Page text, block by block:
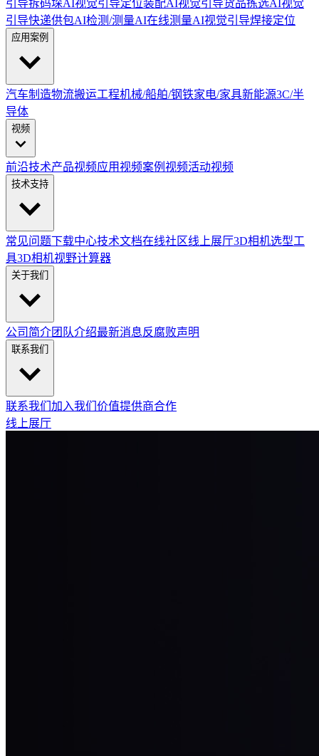
引导拆码垛AI视觉引导定位装配AI视觉引导货品拣选AI视觉
引导快递供包AI检测/测量AI在线测量AI视觉引导焊接定位
应用案例
汽车制造物流搬运工程机械/船舶/钢铁家电/家具新能源3C/半
导体
视频
前沿技术产品视频应用视频案例视频活动视频
技术支持
常见问题下载中心技术文档在线社区线上展厅3D相机选型工
具3D相机视野计算器
关于我们
公司简介团队介绍最新消息反腐败声明
联系我们
联系我们 加入我们 价值提供商合作
线上展厅